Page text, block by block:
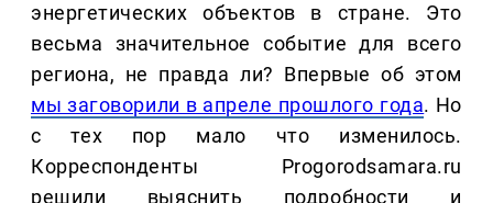
энергетических объектов в стране. Это
весьма значительное событие для всего
региона, не правда ли? Впервые об этом
мы заговорили в апреле прошлого года. Но
с тех пор мало что изменилось.
Корреспонденты Progorodsamara.ru
решили выяснить подробности и